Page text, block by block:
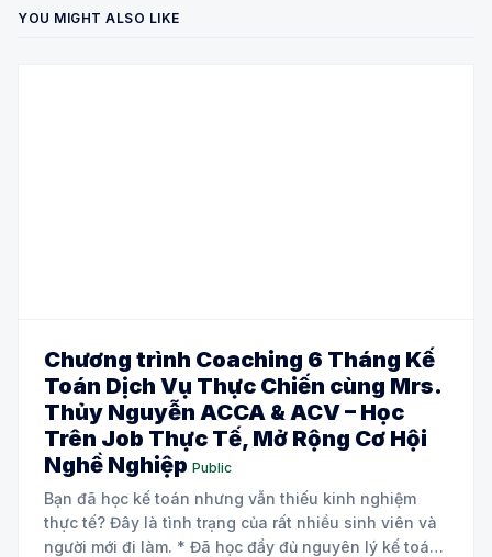
YOU MIGHT ALSO LIKE
Chương trình Coaching 6 Tháng Kế
Toán Dịch Vụ Thực Chiến cùng Mrs.
Thủy Nguyễn ACCA & ACV – Học
Trên Job Thực Tế, Mở Rộng Cơ Hội
Nghề Nghiệp Public
Bạn đã học kế toán nhưng vẫn thiếu kinh nghiệm
thực tế? Đây là tình trạng của rất nhiều sinh viên và
người mới đi làm. * Đã học đầy đủ nguyên lý kế toán